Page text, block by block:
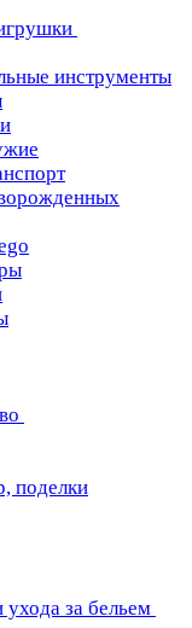
инструменты
поделки
ухода за бельем